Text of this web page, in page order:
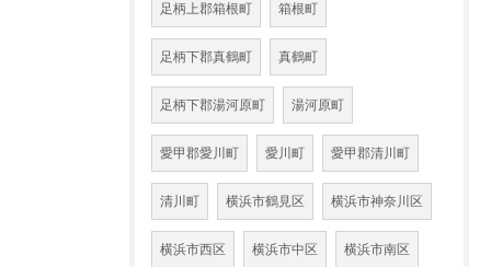
足柄上郡箱根町 箱根町
足柄下郡真鶴町 真鶴町
足柄下郡湯河原町 湯河原町
愛甲郡愛川町 愛川町 愛甲郡清川町
清川町 横浜市鶴見区 横浜市神奈川区
横浜市西区 横浜市中区 横浜市南区